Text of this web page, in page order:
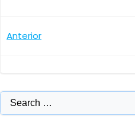
Navegação
Post
Anterior
Search
for: